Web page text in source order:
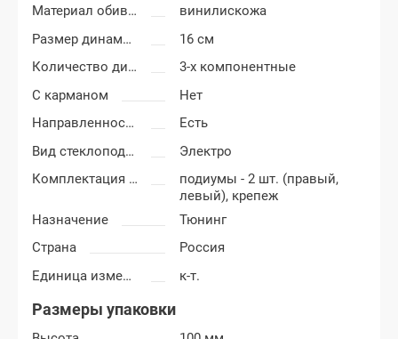
Материал обивки подиумов
винилискожа
Размер динамиков
16 см
Количество динамиков
3-х компонентные
С карманом
Нет
Направленность
Есть
Вид стеклоподъемников
Электро
Комплектация подиумов
подиумы - 2 шт. (правый,
левый), крепеж
Назначение
Тюнинг
Страна
Россия
Единица измерения
к-т.
Размеры упаковки